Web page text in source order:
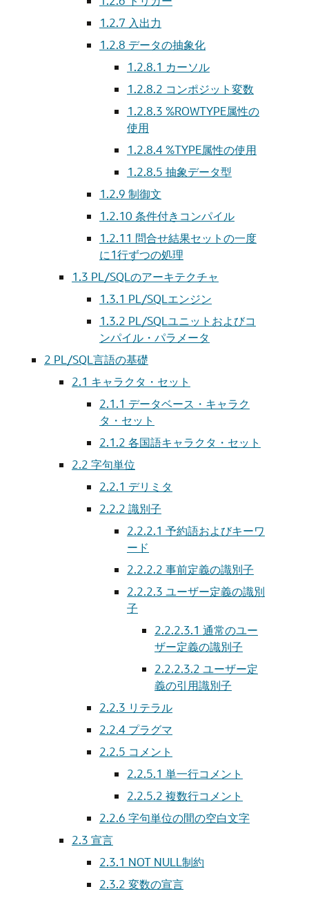
1.2.7 入出力
1.2.8 データの抽象化
1.2.8.1 カーソル
1.2.8.2 コンポジット変数
1.2.8.3 %ROWTYPE属性の
使用
1.2.8.4%TYPE属性の使用
1.2.8.5 抽象データ型
1.2.9 制御文
1.2.10 条件付きコンパイル
1.2.11 問合せ結果セットの一度
に1行ずつの処理
1.3 PL/SQLのアーキテクチャ
1.3.1 PL/SQLエンジン
1.3.2 PL/SQLユニットおよびコ
ンパイル・パラメータ
2 PL/SQL言語の基礎
2.1 キャラクタ・セット
2.1.1 データベース・キャラク
タ・セット
2.1.2 各国語キャラクタ・セット
2.2 字句単位
2.2.1 デリミタ
2.2.2 識別子
2.2.2.1 予約語およびキーワ
ード
2.2.2.2 事前定義の識別子
2.2.2.3 ユーザー定義の識別
子
2.2.2.3.1 通常のユー
ザー定義の識別子
2.2.2.3.2 ユーザー定
義の引用識別子
2.2.3 リテラル
2.2.4 プラグマ
2.2.5 コメント
2.2.5.1 単一行コメント
2.2.5.2 複数行コメント
2.2.6 字句単位の間の空白文字
2.3 宣言
2.3.1 NOT NULL制約
2.3.2 変数の宣言